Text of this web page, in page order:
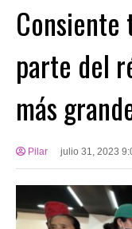
Consiente
parte del
más
Pilar julio 31, 2023